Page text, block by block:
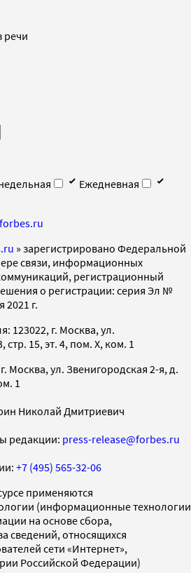
речи
Ежедневная
forbes.ru
» зарегистрировано Федеральной
связи, информационных
регистрационный
о регистрации: серия Эл №
2021 г.
123022, г. Москва, ул.
15, эт. 4, пом. X, ком. 1
Москва, ул. Звенигородская 2-я, д.
1
Николай Дмитриевич
редакции: press-release@forbes.ru
+7 (495) 565-32-06
применяются
(информационные технологии
на основе сбора,
сведений, относящихся
сети «Интернет»,
Российской Федерации)